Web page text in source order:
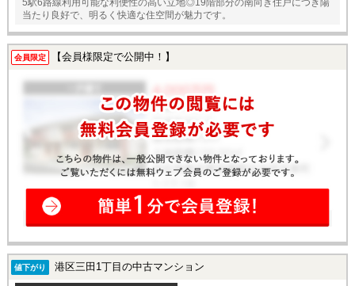
5駅6路線利用可能な利便性の高い立地◎19階部分の南向き住戸につき陽
当たり良好で、明るく快適な住空間が魅力です。
会員限定 【会員様限定で公開中！】
値下がり 港区三田1丁目の中古マンション